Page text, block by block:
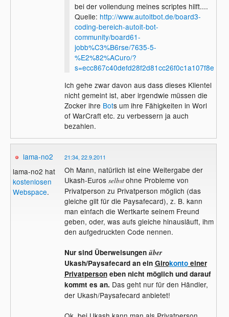
bei der vollendung meines scriptes hilft....
Quelle: http://www.autoitbot.de/board3-
coding-bereich-autoit-bot-
community/board61-
jobb%C3%B6rse/7635-5-
%E2%82%ACuro/?
Ich gehe zwar davon aus dass dieses Klientel
nicht gemeint ist, aber irgendwie müssen die
Zocker ihre Bots um ihre Fähigkeiten in Worl
of WarCraft etc. zu verbessern ja auch
bezahlen.
lama-no2
lama-no2 hat
kostenlosen
Webspace.
21:34, 22.9.2011
Oh Mann, natürlich ist eine Weitergabe der
Ukash-Euros selbstohne Probleme von
Privatperson zu Privatperson möglich (das
gleiche gilt für die Paysafecard), z. B. kann
man einfach die Wertkarte seinem Freund
geben, oder, was aufs gleiche hinausläuft, ihm
den aufgedruckten Code nennen.
Nur sind Überweisungen über
Ukash/Paysafecard an ein Girokontoeiner
Privatpersoneben nicht möglich und darauf
kommt es an. Das geht nur für den Händler,
der Ukash/Paysafecard anbietet!